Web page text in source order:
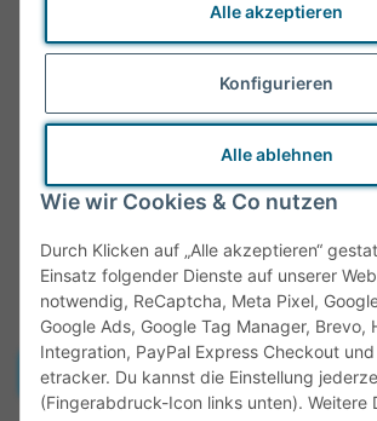
Alle akzeptieren
Konfigurieren
Alle ablehnen
Wie wir Cookies & Co nutzen
Durch Klicken auf „Alle akzeptieren“
Einsatz folgender Dienste auf unserer
notwendig, ReCaptcha, Meta Pixel,
Google Ads, Google Tag Manager, Brevo,
Integration, PayPal Express Checkout
etracker. Du kannst die Einstellung
(Fingerabdruck-Icon links unten). Weitere
Vertrag widerrufen